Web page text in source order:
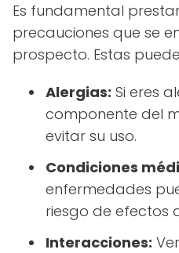
Es fundamental
precauciones que se
prospecto. Estas
Alergias: Si eres
componente del
evitar su uso.
Condiciones
enfermedades
riesgo de efectos
Interacciones: